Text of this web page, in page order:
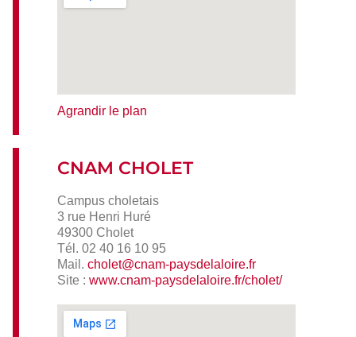
Agrandir le plan
CNAM CHOLET
Campus choletais
3 rue Henri Huré
49300 Cholet
Tél. 02 40 16 10 95
Mail. cholet@cnam-paysdelaloire.fr
Site : www.cnam-paysdelaloire.fr/cholet/